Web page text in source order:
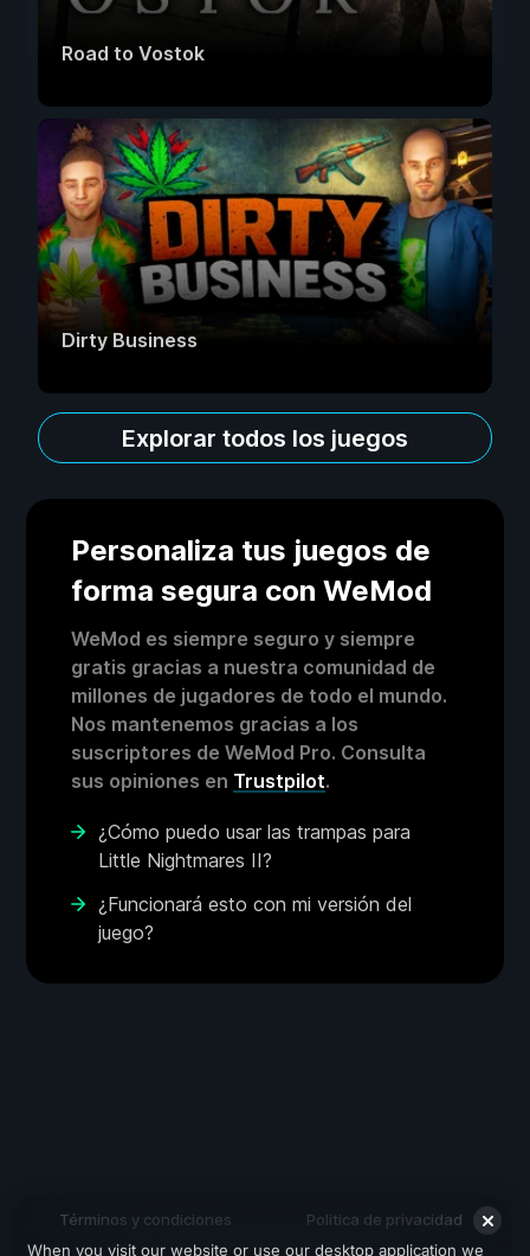
Road to Vostok
Dirty Business
Explorar todos los juegos
Personaliza tus juegos de
forma segura con WeMod
WeMod es siempre seguro y siempre
gratis gracias a nuestra comunidad de
millones de jugadores de todo el mundo.
Nos mantenemos gracias a los
suscriptores de WeMod Pro. Consulta
sus opiniones en Trustpilot.
¿Cómo puedo usar las trampas para
Little Nightmares II?
¿Funcionará esto con mi versión del
juego?
Términos y condiciones
Politica de privacidad
When you visit our website or use our desktop application we